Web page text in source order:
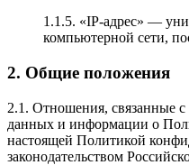
1.1.5. «IP-адрес» —
компьютерной сети,
2. Общие положения
2.1. Отношения, связанные
данных и информации о
настоящей Политикой
законодательством